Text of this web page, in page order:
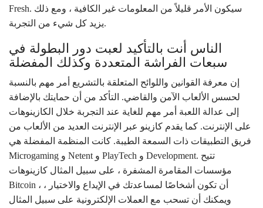
Fresh. سيكون الأمر قليلاً من المعلومات غير الكافية ، ومع ذلك
يزيد كل شيء من التجربة.
الناس أنت بالتأكيد لعبت دور البطولة في
سبعات الفراشة المتعددة وكذلك المفضلة
إن معرفة القوانين واللوائح المتعلقة بالتشريع أمر مهم بالنسبة
لحسس الألعاب الآمن والقاضي. التأكد من أن حمايتك بالإضافة
إلى عدالة اللعبة أمر مهم للغاية عند التجربة خلال الكازينوهات
على الإنترنت. كما يقدم كازينو عبر الإنترنت العديد من الألعاب من
فريق التطبيقات ذات السمعة الطيبة. كانت المنظمة المفضلة هي
Microgaming و Netent و PlayTech و Development. تتيح
مؤسسات المقامرة المشفرة ، على سبيل المثال كازينوهات
Bitcoin ، أن تكون أشخاصًا لمساعدتك في الإيداع والاختيار ،
ويمكنك أن تسحب مع العملات الإلكترونية على سبيل المثال